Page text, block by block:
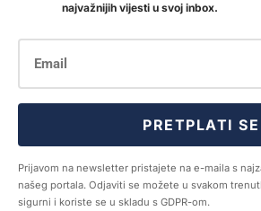
najvažnijih vijesti u svoj inbox.
PRETPLATI SE
Prijavom na newsletter pristajete na e-maila s
našeg portala. Odjaviti se možete u svakom
sigurni i koriste se u skladu s GDPR-om.